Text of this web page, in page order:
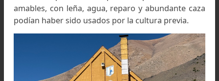
metros mientras enormes montañas como
cerros La Ramada, Mercedario o
quedan totalmente en territorio Argentino por
sencilla razón: todas sus aguas contribuyen a
cuencas orientales de los ríos de Los
Mendoza.